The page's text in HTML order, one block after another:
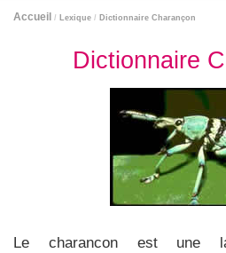
Accueil / Lexique / Dictionnaire Charançon
Dictionnaire
Le charancon est une